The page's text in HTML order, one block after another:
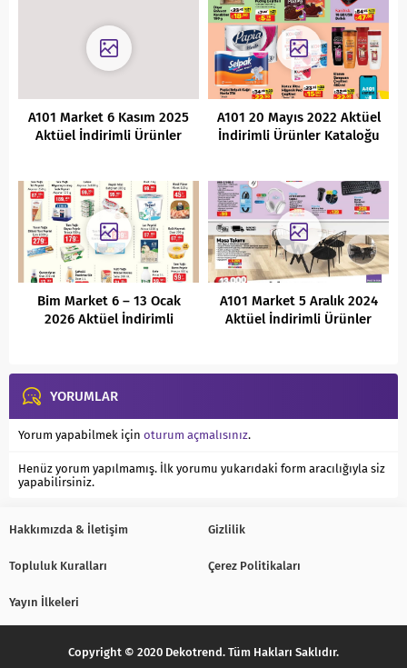
A101 Market 6 Kasım 2025
Aktüel İndirimli Ürünler
A101 20 Mayıs 2022 Aktüel
İndirimli Ürünler Kataloğu
Bim Market 6 – 13 Ocak
2026 Aktüel İndirimli
A101 Market 5 Aralık 2024
Aktüel İndirimli Ürünler
YORUMLAR
Yorum yapabilmek için oturum açmalısınız.
Henüz yorum yapılmamış. İlk yorumu yukarıdaki form aracılığıyla siz
yapabilirsiniz.
Hakkımızda & İletişim Gizlilik
Topluluk Kuralları Çerez Politikaları
Yayın İlkeleri
Copyright © 2020 Dekotrend. Tüm Hakları Saklıdır.